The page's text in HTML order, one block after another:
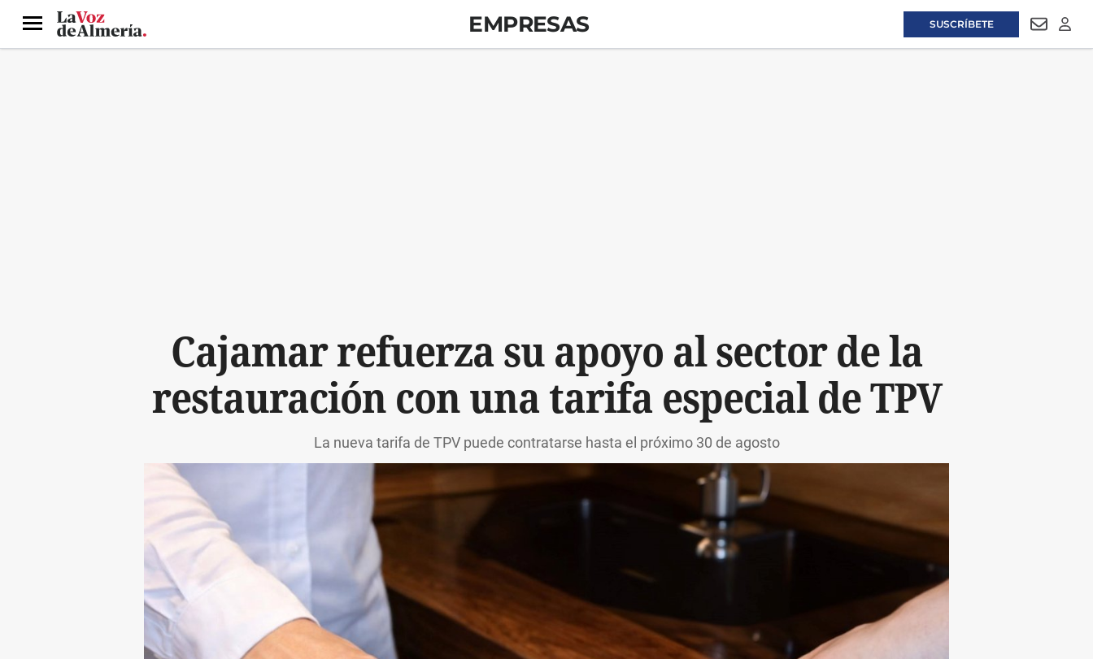
SUSCRÍBETE
Menú EMPRESAS
Cajamar refuerza su apoyo al sector de la
restauración con una tarifa especial de TPV
La nueva tarifa de TPV puede contratarse hasta el próximo 30 de agosto